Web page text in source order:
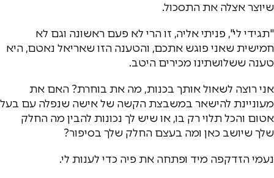
שיוצר אצלה את התסכול.
"תגידי לי", פניתי אליה, זו הרי לא פעם ראשונה וגם לא
חמישית שאני פוגש אתכם, והטענה הזו שאריאל נאטם, היא
טענה ששלושתינו מכירים היטב.
אני רוצה לשאול אותך בכנות, מה את בוחרת? האם את
מעוניינת להישאר במשבצת הקשה של אישה שנפלה עם בעל
אטום והכל תלוי רק בו, או שיש לך נכונות להבין מה החלק
שלך שיושב כאן ומה בעצם החלק שלך בסיפור?
נעמי הזדקפה מיד ופתחה את פיה כדי לענות לי.